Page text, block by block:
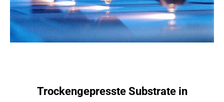
Trockengepresste Substrate in